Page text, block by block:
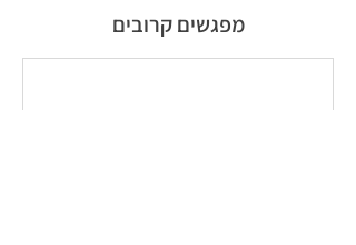
מפגשים קרובים